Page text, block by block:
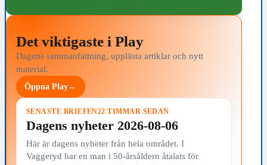
Det viktigaste i Play
Dagens sammanfattning, upplästa artiklar och nytt
material.
Öppna Play→
SENASTE BRIEFEN22 TIMMAR SEDAN
Dagens nyheter 2026-08-06
Här är dagens nyheter från hela området. I
Vaggeryd har en man i 50-årsåldern åtalats för